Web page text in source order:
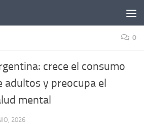
0
crece el consumo
adultos y preocupa el
mental
2026